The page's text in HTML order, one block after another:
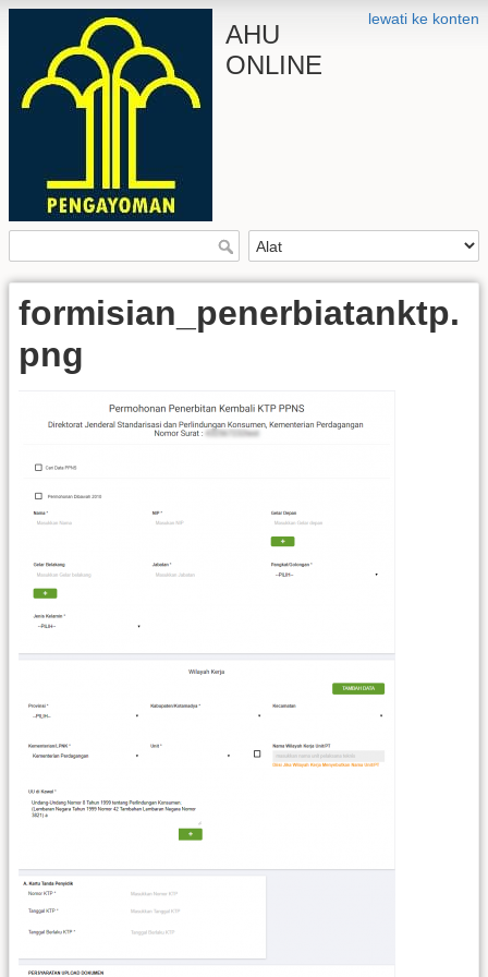
lewati ke konten
AHU
ONLINE
formisian_penerbiatanktp.
png